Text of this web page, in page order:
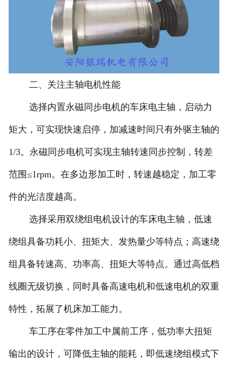
二、关注主轴电机性能
选择内置永磁同步电机的车床电主轴，启动力
矩大，可实现快速启停，加减速时间只有外驱主轴的
1/3。永磁同步电机可实现主轴转速同步控制，转差
范围≤1rpm。在多边形加工时，转速越稳定，加工零
件的光洁度越高。
选择采用双绕组电机设计的车床电主轴，低速
绕组具备功耗小、扭矩大、发热量少等特点；高速绕
组具备转速高、功率高、扭矩大等特点。通过高低档
线圈无级切换，同时具备高速电机和低速电机的双重
特性，拓展了机床加工能力。
车工序在零件加工中属前工序，低功率大扭矩
输出的设计，可降低主轴的能耗，即低速绕组模式下